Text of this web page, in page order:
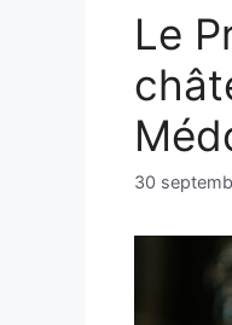
Le
30